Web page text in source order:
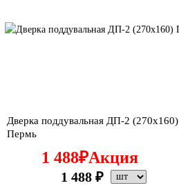
Дверка поддувальная ДП-2 (270х160)
Пермь
1 488₽Акция
1 488 ₽